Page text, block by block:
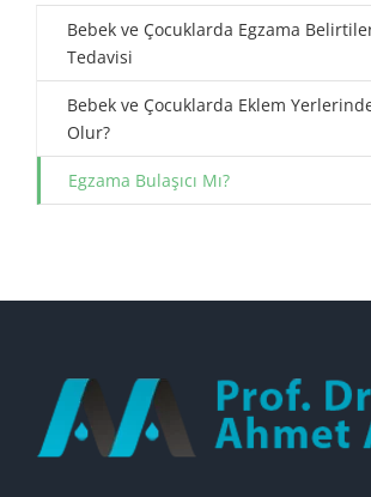
Bebek ve Çocuklarda Egzama
Tedavisi
Bebek ve Çocuklarda Eklem
Olur?
Egzama Bulaşıcı Mı?